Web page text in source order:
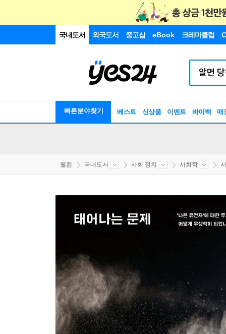
국내도서 외국도서 중고샵 eBook 크레마클럽
빠른분야찾기 베스트 신상품 이벤트 바이백 매
웰컴 국내도서 사회 정치 사회학